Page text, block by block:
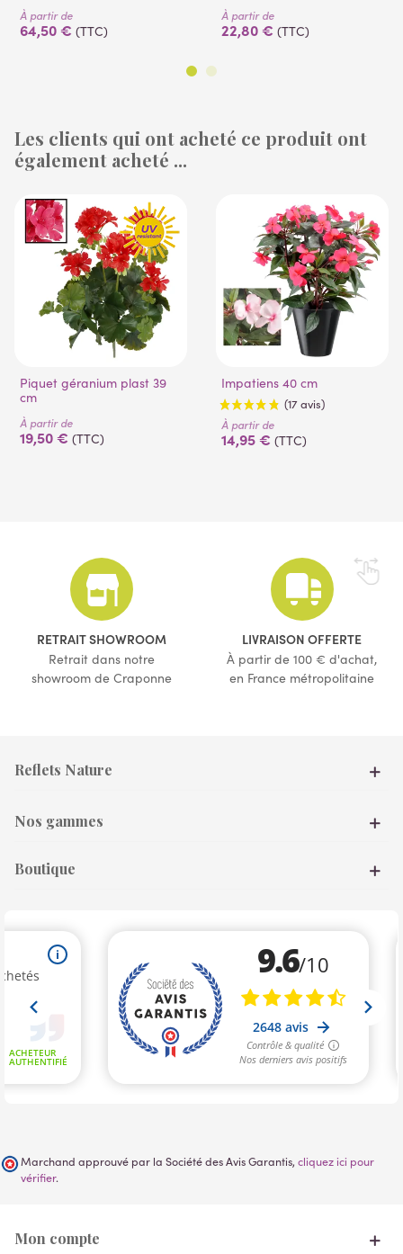
À partir de
64,50 € (TTC)
À partir de
22,80 € (TTC)
Les clients qui ont acheté ce produit ont
également acheté ...
Piquet géranium plast 39
cm
À partir de
19,50 € (TTC)
Impatiens 40 cm
(17 avis)
À partir de
14,95 € (TTC)
RETRAIT SHOWROOM
Retrait dans notre
showroom de Craponne
LIVRAISON OFFERTE
À partir de 100 € d'achat,
en France métropolitaine
Reflets Nature
Nos gammes
Boutique
Marchand approuvé par la Société des Avis Garantis, cliquez ici pour
vérifier.
Mon compte